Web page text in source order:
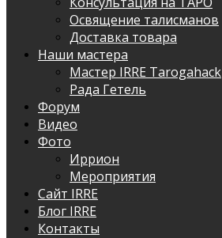
Освящение талисманов
Доставка товара
Наши мастера
Мастер IRRE Tarogahack
Рада Гетель
Форум
Видео
Фото
Иррион
Мероприятия
Сайт IRRE
Блог IRRE
Контакты